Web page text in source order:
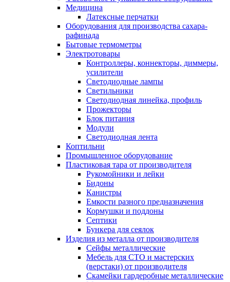
Медицина
Латексные перчатки
Оборудования для производства сахара-
рафинада
Бытовые термометры
Электротовары
Контроллеры, коннекторы, диммеры,
усилители
Светодиодные лампы
Светильники
Светодиодная линейка, профиль
Прожекторы
Блок питания
Модули
Светодиодная лента
Коптильни
Промышленное оборудование
Пластиковая тара от производителя
Рукомойники и лейки
Бидоны
Канистры
Емкости разного предназначения
Кормушки и поддоны
Септики
Бункера для сеялок
Изделия из металла от производителя
Сейфы металлические
Мебель для СТО и мастерских
(верстаки) от производителя
Скамейки гардеробные металлические